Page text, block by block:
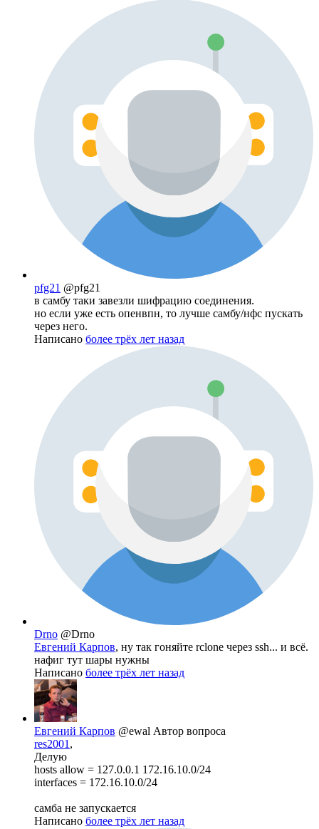
pfg21 @pfg21
в самбу таки завезли шифрацию соединения.
но если уже есть опенвпн, то лучше самбу/нфс пускать
через него.
Написано более трёх лет назад
Drno @Drno
Евгений Карпов, ну так гоняйте rclone через ssh... и всё.
нафиг тут шары нужны
Написано более трёх лет назад
Евгений Карпов @ewal Автор вопроса
res2001 ,
Делую
hosts allow = 127.0.0.1 172.16.10.0/24
interfaces = 172.16.10.0/24
самба не запускается
Написано более трёх лет назад